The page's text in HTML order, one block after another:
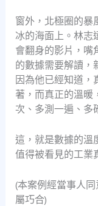
窗外，北極圈的暴
冰的海面上。林志
會翻身的影片，嘴
的數據需要解讀
因為他已經知道，
著，而真正的溫暖
次、多測一遍、多
這，就是數據的溫
值得被看見的工業
(本案例經當事人
屬巧合)